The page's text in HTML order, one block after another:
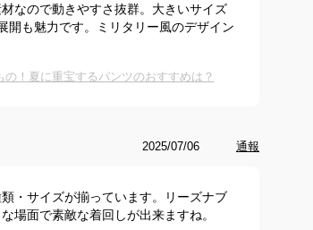
なので動きやすさ抜群。大きいサイズ
開も魅力です。ミリタリー風のデザイン
！夏に重宝するパンツのおすすめは？
2025/07/06 通報
・サイズが揃っています。リーズナブ
場面で素敵な着回しが出来ますね。